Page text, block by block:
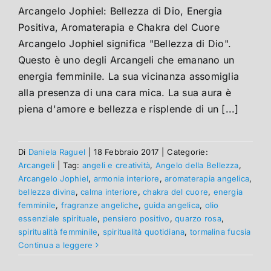
Arcangelo Jophiel: Bellezza di Dio, Energia
Positiva, Aromaterapia e Chakra del Cuore
Arcangelo Jophiel significa "Bellezza di Dio".
Questo è uno degli Arcangeli che emanano un
energia femminile. La sua vicinanza assomiglia
alla presenza di una cara mica. La sua aura è
piena d'amore e bellezza e risplende di un [...]
Di Daniela Raguel 18 Febbraio 2017
Categorie:
Arcangeli
Tag: angeli e creatività, Angelo della Bellezza,
Arcangelo Jophiel, armonia interiore,aromaterapia angelica,
bellezza divina,calma interiore,chakra del cuore, energia
femminile, fragranze angeliche, guida angelica, olio
essenziale spirituale, pensiero positivo,quarzo rosa,
spiritualità femminile, spiritualità quotidiana, tormalina fucsia
Continua a leggere